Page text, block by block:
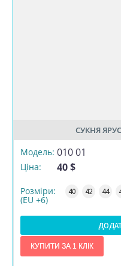
СУКНЯ
Модель: 010 01
Ціна: 40 $
Розміри:
(EU +6)
40 42 44
РОЗМІР